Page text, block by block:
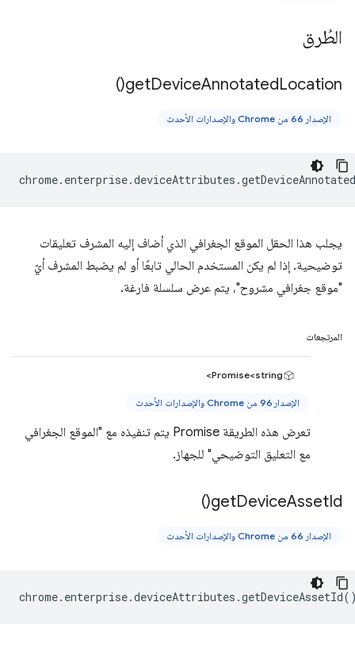
الطُرق
getDeviceAnnotatedLocation(
)
الإصدار 66 من Chrome والإصدارات الأحدث
chrome. enterprise.deviceAttributes .
يجلب هذا الحقل الموقع الجغرافي الذي أضاف إليه المشرف تعليقات
توضيحية. إذا لم يكن المستخدم الحالي تابعًا أو لم يضبط المشرف أيّ
"موقع جغرافي مشروح"، يتم عرض سلسلة فارغة.
المرتجعات
Promise<string>
الإصدار 96 من Chrome والإصدارات الأحدث
تعرض هذه الطريقة Promise يتم تنفيذه مع "الموقع الجغرافي
مع التعليق التوضيحي" للجهاز.
getDeviceAssetId(
)
الإصدار 66 من Chrome والإصدارات الأحدث
chrome. enterprise.deviceAttributes .getDeviceAssetId